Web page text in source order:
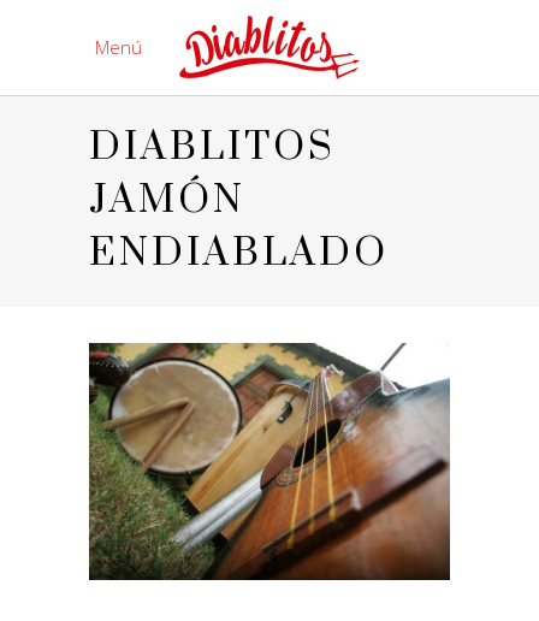
Menú
DIABLITOS
JAMÓN
ENDIABLADO